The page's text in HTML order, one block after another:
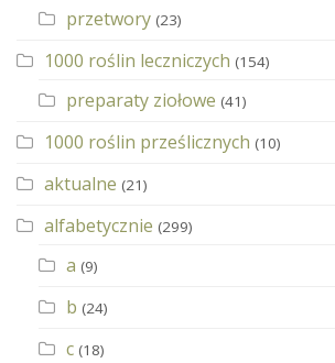
przetwory (23)
1000 roślin leczniczych (154)
preparaty ziołowe (41)
1000 roślin prześlicznych (10)
aktualne (21)
alfabetycznie (299)
a (9)
b (24)
c (18)